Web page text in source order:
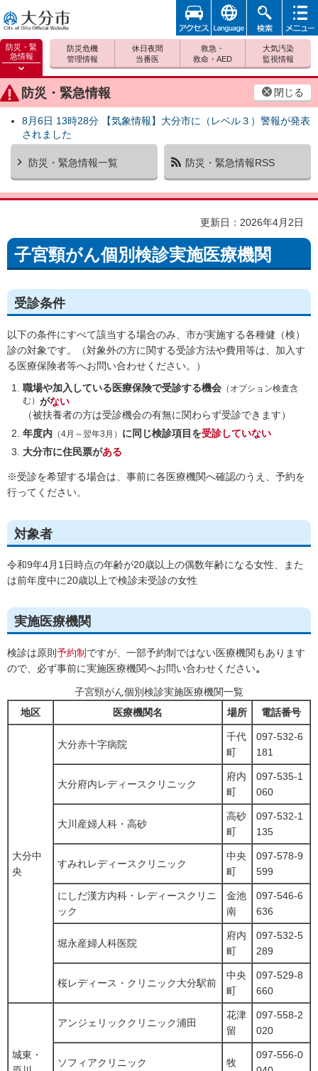
大分市
防災・緊
急情報
防災緊
急情報
を開く
防災・緊急情報 閉じる
8月6日 13時28分 【気象情報】大分市に（レベル３）警報が発表
されました
防災・緊急情報一覧 防災・緊急情報RSS
防災危機
管理情報
休日夜間
当番医
救急・
救命・AED
大気汚染
監視情報
アクセ
ス
foreign 検索
メニュ
更新日：2026年4月2日
子宮頸がん個別検診実施医療機関
受診条件
以下の条件にすべて該当する場合のみ、市が実施する各種健（検）
診の対象です。（対象外の方に関する受診方法や費用等は、加入す
る医療保険者等へお問い合わせください。）
職場や加入している医療保険で受診する機会 （オプション検査含
む） がない
（被扶養者の方は受診機会の有無に関わらず受診できます）
年度内 （4月～翌年3月） に同じ検診項目 を受診していない
大分市に住民票がある
※受診を希望する場合は、事前に各医療機関へ確認のうえ、予約を
行ってください。
対象者
令和9年4月1日時点の年齢が20歳以上の偶数年齢になる女性、また
は前年度中に20歳以上で検診未受診の女性
実施医療機関
検診は原則 予約制 ですが、一部予約制ではない医療機関もあります
ので、必ず事前に実施医療機関へお問い合わせください。
子宮頸がん個別検診実施医療機関一覧
地区
医療機関名 場所 電話番号
大分中
央
大分赤十字病院
千代
町
097-532-6
181
大分府内レディースクリニック
府内
町
097-535-1
060
大川産婦人科・高砂
高砂
町
097-532-1
135
すみれレディースクリニック
中央
町
097-578-9
599
にしだ漢方内科・レディースクリニ
ック
金池
南
097-546-6
636
堀永産婦人科医院
府内
町
097-532-5
289
桜レディース・クリニック大分駅前
中央
町
097-529-8
660
城東・
アンジェリッククリニック浦田
花津
留
097-558-2
020
ソフィアクリニック 牧
097-556-0